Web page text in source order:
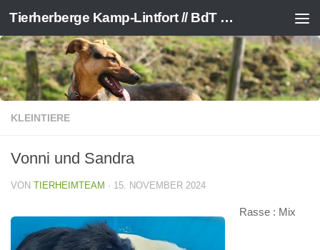
Zum Inhalt springen Tierherberge Kamp-Lintfort // BdT e.V.
KLEINTIERE
Vonni und Sandra
VON TIERHEIMTEAM · 15. NOVEMBER 2024
Rasse : Mix